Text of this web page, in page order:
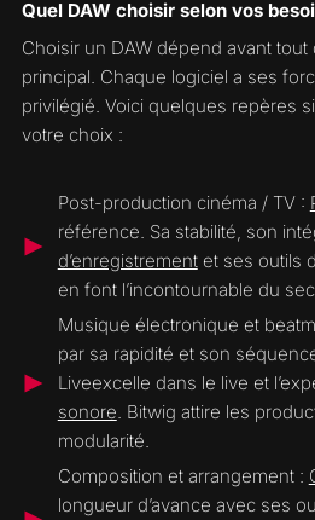
Quel DAW choisir selon vos
Choisir un DAW dépend avant
principal. Chaque logiciel a ses
privilégié. Voici quelques repères
votre choix :
Post-production cinéma / TV :
référence. Sa stabilité, son
d’enregistrementet ses outils
en font l’incontournable du
Musique électronique et
par sa rapidité et son
Liveexcelle dans le live et
sonore. Bitwig attire les
modularité.
Composition et arrangement :
longueur d’avance avec ses